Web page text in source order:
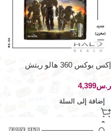
إكس بوكس 360 هالو ريتش
ر.س
إضافة إلى السلة